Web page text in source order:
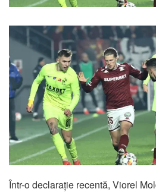
Într-o declarație recentă, Viorel